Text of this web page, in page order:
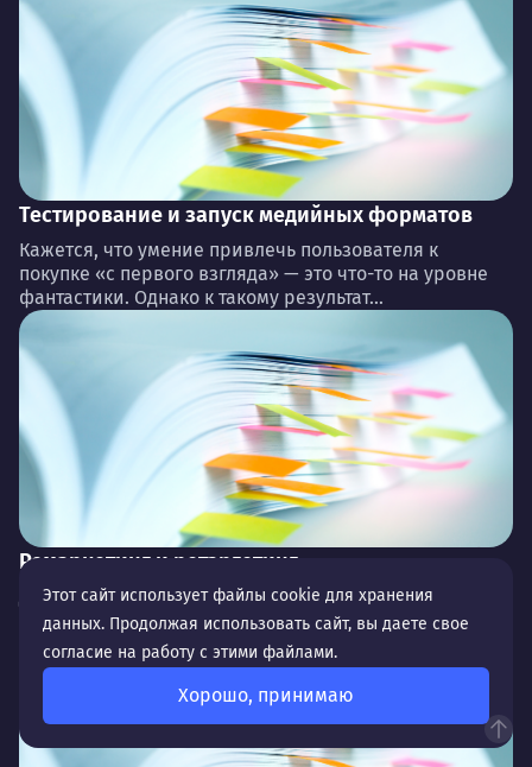
Тестирование и запуск медийных форматов
Кажется, что умение привлечь пользователя к
покупке «с первого взгляда» — это что-то на уровне
фантастики. Однако к такому результат...
Ремаркетинг и ретаргетинг
Для еще более точной и эффективной работы с
целевой аудиторией специалисты используют
разные форматы привлечения клиентов,
оптимизируют кампании и воз...
Этот сайт использует файлы cookie для хранения
данных. Продолжая использовать сайт, вы даете свое
согласие на работу с этими файлами.
Хорошо, принимаю